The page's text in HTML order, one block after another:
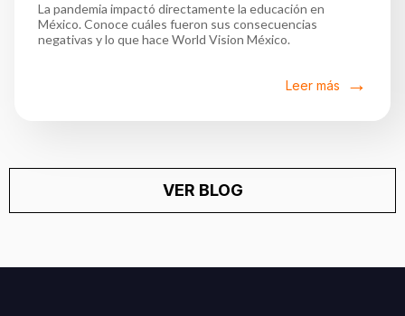
La pandemia impactó directamente la educación en
México. Conoce cuáles fueron sus consecuencias
negativas y lo que hace World Vision México.
Leer más
VER BLOG